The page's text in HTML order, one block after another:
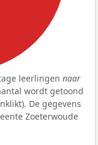
leerlingen naar
wordt getoond
De gegevens
Zoeterwoude